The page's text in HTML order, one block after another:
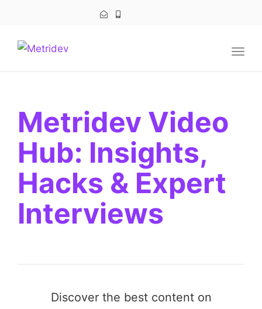
Metridev Video
Hub: Insights,
Hacks & Expert
Interviews
Discover the best content on